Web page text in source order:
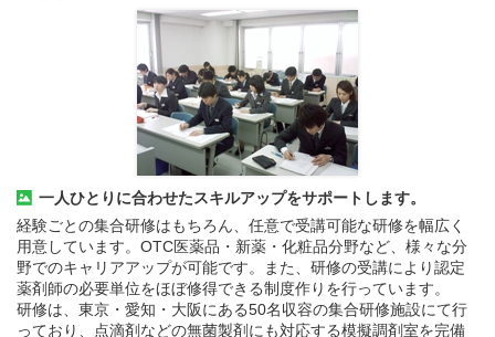
一人ひとりに合わせたスキルアップをサポートします。
経験ごとの集合研修はもちろん、任意で受講可能な研修を幅広く
用意しています。OTC医薬品・新薬・化粧品分野など、様々な分
野でのキャリアアップが可能です。また、研修の受講により認定
薬剤師の必要単位をほぼ修得できる制度作りを行っています。
研修は、東京・愛知・大阪にある50名収容の集合研修施設にて行
っており、点滴剤などの無菌製剤にも対応する模擬調剤室を完備